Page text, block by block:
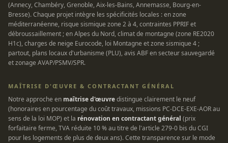
(Annecy, Chambéry, Grenoble, Aix-les-Bains, Annemasse, Bourg-en-
Bresse). Chaque projet intègre les spécificités locales : en zone
méditerranéenne, risque sismique zone 2 à 4, contraintes PPRIF et
débroussaillement ; en Alpes du Nord, climat de montagne (zone RE2020
H1c), charges de neige Eurocode, loi Montagne et zone sismique 4 ;
partout, plans locaux d'urbanisme (PLU), avis ABF en secteur sauvegardé
et zonage AVAP/PSMV/SPR.
MAÎTRISE D'ŒUVRE & CONTRACTANT GÉNÉRAL
Notre approche en maîtrise d'œuvredistingue clairement le neuf
(honoraires en pourcentage du coût travaux, missions PC-DCE-EXE-AOR au
sens de la loi MOP) et la rénovation en contractant général (prix
forfaitaire ferme, TVA réduite 10 % au titre de l'article 279-0 bis du CGI
pour les logements de plus de deux ans). Cette transparence sur le mode